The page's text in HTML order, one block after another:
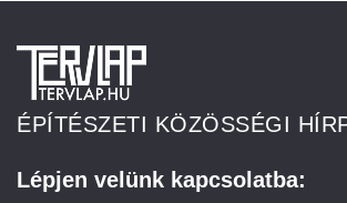
ÉPÍTÉSZETI KÖZÖSSÉGI
Lépjen velünk kapcsolatba: